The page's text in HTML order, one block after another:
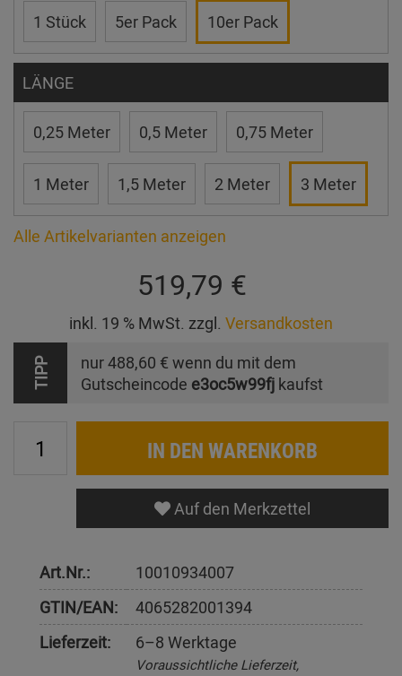
1 Stück 5er Pack 10er Pack
LÄNGE
0,25 Meter 0,5 Meter 0,75 Meter
1 Meter 1,5 Meter 2 Meter 3 Meter
Alle Artikelvarianten anzeigen
519,79 €
inkl. 19 % MwSt. zzgl. Versandkosten
TIPP nur488,60 € wenn du mit dem
Gutscheincode e3oc5w99fj kaufst
IN DEN WARENKORB
Auf den Merkzettel
Art.Nr.:
10010934007
GTIN/EAN:
4065282001394
Lieferzeit:
6–8 Werktage
Voraussichtliche Lieferzeit,